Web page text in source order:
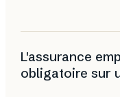
L'assurance
obligatoire sur